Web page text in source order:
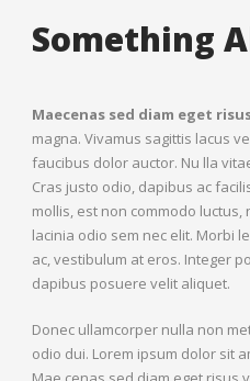
Something
Maecenas sed diam eget
magna. Vivamus sagittis lacus
faucibus dolor auctor. Nu lla
Cras justo odio, dapibus ac
mollis, est non commodo
lacinia odio sem nec elit. Morbi
ac, vestibulum at eros. Integer
dapibus posuere velit aliquet.
Donec ullamcorper nulla non
odio dui. Lorem ipsum dolor sit